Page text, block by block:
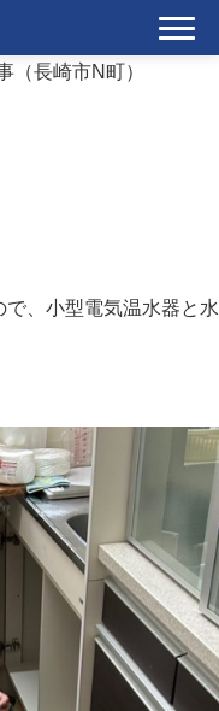
（長崎市N町）
、小型電気温水器と水